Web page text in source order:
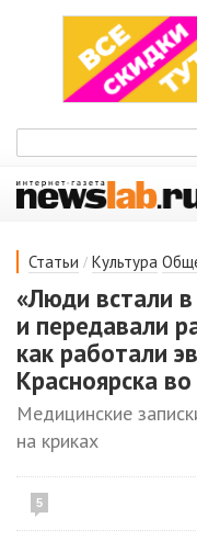
Статьи / Культура
«Люди встали
и передавали
как работали
Красноярска
Медицинские
на криках
5